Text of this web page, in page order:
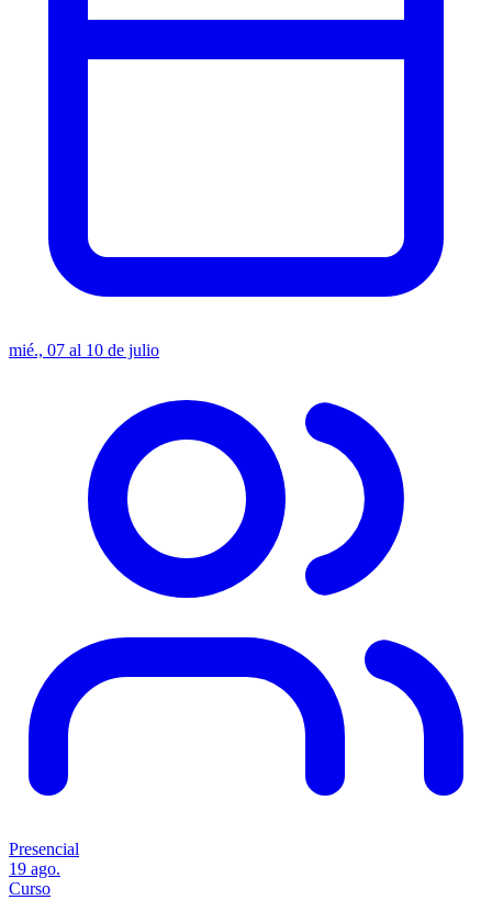
mié., 07 al 10 de julio
Presencial
19 ago.
Curso